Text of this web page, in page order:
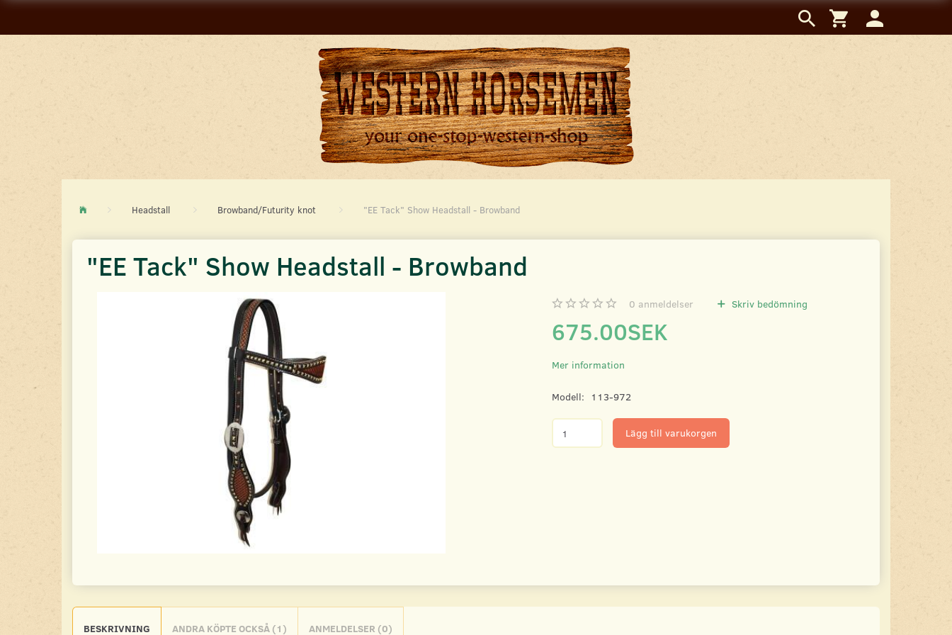
Headstall Browband/Futurity knot "EE Tack" Show Headstall - Browband
"EE Tack" Show Headstall - Browband
0 anmeldelser Skriv bedömning
675.00SEK
Mer information
Modell: 113-972
Lägg till varukorgen
BESKRIVNING ANDRA KÖPTE OCKSÅ (1) ANMELDELSER (0)